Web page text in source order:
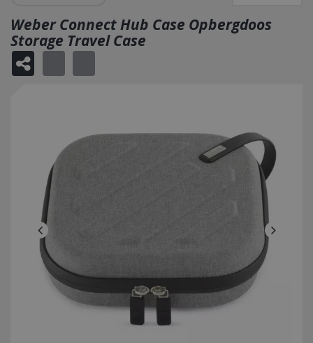
Weber Connect Hub Case Opbergdoos
Storage Travel Case